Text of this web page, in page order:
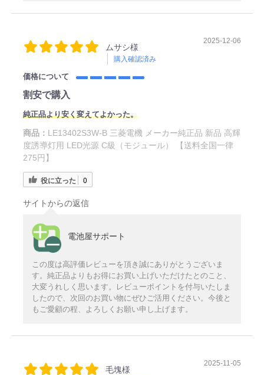
ムサシ様
購入確認済み
2025-12-06
価格について
割安で購入
純正品より安く変えてよかった。
商品： LE13402S3W-B 三菱電機 メーカー純正品 新品 高輝
度誘導灯用 LED光源 C級（モジュール） 【送料全国一律
275円】
役に立った 0
サイトからの返信
電池屋サポート
この度は高評価レビューを頂き誠にありがとうございま
す。純正品よりもお得にお買い上げいただけたとのこと、
大変うれしく思います。レビューポイントを付与いたしま
したので、次回のお買い物にぜひご活用ください。今後と
もご愛顧の程、よろしくお願い申し上げます。
毛塊様
2025-11-05